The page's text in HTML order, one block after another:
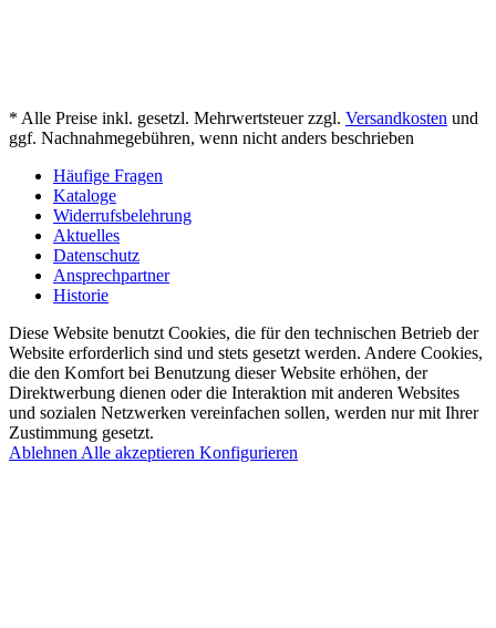
* Alle Preise inkl. gesetzl. Mehrwertsteuer zzgl. Versandkosten und
ggf. Nachnahmegebühren, wenn nicht anders beschrieben
Häufige Fragen
Kataloge
Widerrufsbelehrung
Aktuelles
Datenschutz
Ansprechpartner
Historie
Diese Website benutzt Cookies, die für den technischen Betrieb der
Website erforderlich sind und stets gesetzt werden. Andere Cookies,
die den Komfort bei Benutzung dieser Website erhöhen, der
Direktwerbung dienen oder die Interaktion mit anderen Websites
und sozialen Netzwerken vereinfachen sollen, werden nur mit Ihrer
Zustimmung gesetzt.
Ablehnen Alle akzeptieren Konfigurieren